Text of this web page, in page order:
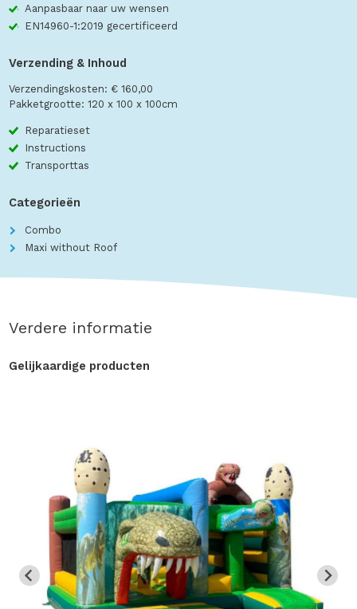
Aanpasbaar naar uw wensen
EN14960-1:2019 gecertificeerd
Verzending & Inhoud
Verzendingskosten: € 160,00
Pakketgrootte: 120 x 100 x 100cm
Reparatieset
Instructions
Transporttas
Categorieën
Combo
Maxi without Roof
Verdere informatie
Gelijkaardige producten